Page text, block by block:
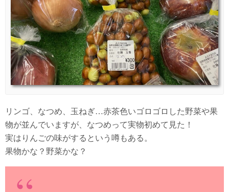
リンゴ、なつめ、玉ねぎ…赤茶色いゴロゴロした野菜や果
物が並んでいますが、なつめって実物初めて見た！
実はりんごの味がするという噂もある。
果物かな？野菜かな？